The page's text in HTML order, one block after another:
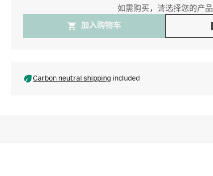
如需购买，请选择您的产品
加入购物⻋
Carbon neutral shipping included